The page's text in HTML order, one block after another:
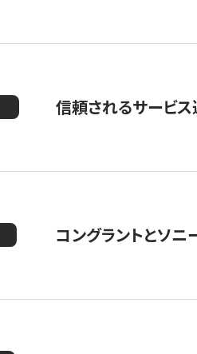
信頼されるサービ
コングラントとソ